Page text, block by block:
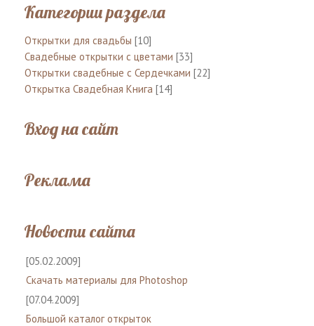
Категории раздела
Открытки для свадьбы [10]
Свадебные открытки с цветами [33]
Открытки свадебные с Сердечками [22]
Открытка Свадебная Книга [14]
Вход на сайт
Реклама
Новости сайта
[05.02.2009]
Скачать материалы для Photoshop
[07.04.2009]
Большой каталог открыток